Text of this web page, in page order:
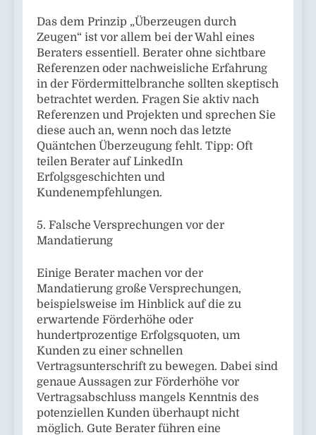
Das dem Prinzip „Überzeugen durch
Zeugen“ ist vor allem bei der Wahl eines
Beraters essentiell. Berater ohne sichtbare
Referenzen oder nachweisliche Erfahrung
in der Fördermittelbranche sollten skeptisch
betrachtet werden. Fragen Sie aktiv nach
Referenzen und Projekten und sprechen Sie
diese auch an, wenn noch das letzte
Quäntchen Überzeugung fehlt. Tipp: Oft
teilen Berater auf LinkedIn
Erfolgsgeschichten und
Kundenempfehlungen.
5. Falsche Versprechungen vor der
Mandatierung
Einige Berater machen vor der
Mandatierung große Versprechungen,
beispielsweise im Hinblick auf die zu
erwartende Förderhöhe oder
hundertprozentige Erfolgsquoten, um
Kunden zu einer schnellen
Vertragsunterschrift zu bewegen. Dabei sind
genaue Aussagen zur Förderhöhe vor
Vertragsabschluss mangels Kenntnis des
potenziellen Kunden überhaupt nicht
möglich. Gute Berater führen eine